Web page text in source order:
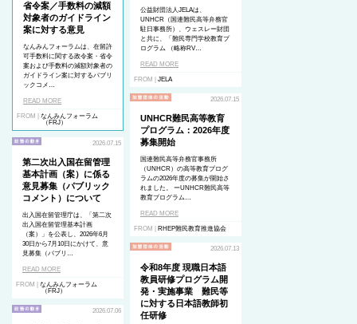
省令案／手数料の減額
対象者のガイドライン
案に対する意見
なんみんフォーラムは、在留許
可手数料に関する政令案・省令
案および手数料の減額対象者の
ガイドライン案に対するパブリ
ックコメ…
READ MORE
FROM | なんみんフォーラム
（FRJ）
公益財団法人JELAは、
UNHCR（国連難民高等弁務官
駐日事務所）、ウェスレー財団
と共に、「難民専門学校教育プ
ログラム （略称RV…
READ MORE
FROM | JELA
2026.07.15
UNHCR難民高等教育
プログラム：2026年度
募集開始
国連難民高等弁務官事務所
（UNHCR）の高等教育プログ
ラムの2026年度の募集が開始さ
れました。 ーUNHCR難民高等
教育プログラム…
READ MORE
FROM | RHEP難民教育推進協会
2026.07.15
第二次出入国在留管理
基本計画（案）に係る
意見募集（パブリック
コメント）について
出入国在留管理庁は、「第二次
出入国在留管理基本計画
（案）」を公表し、2026年6月
30日から7月10日にかけて、意
見募集（パブリ…
READ MORE
FROM | なんみんフォーラム
（FRJ）
2026.07.13
令和8年度 現職日本語
教員研修プログラム開
発・実施事業 難民等
に対する日本語教師初
任研修
2026.07.06